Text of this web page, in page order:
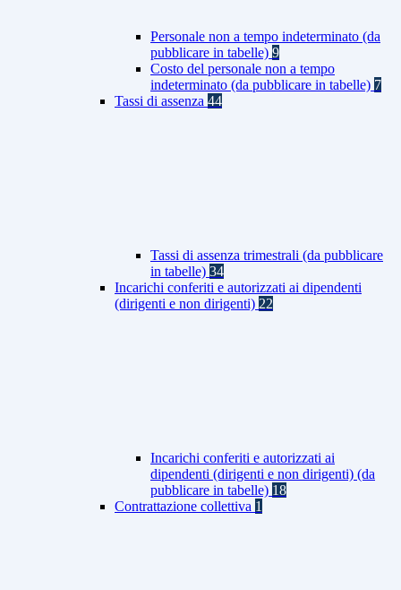
Personale non a tempo indeterminato (da
pubblicare in tabelle) 9
Costo del personale non a tempo
indeterminato (da pubblicare in tabelle) 7
Tassi di assenza 44
Tassi di assenza trimestrali (da pubblicare
in tabelle) 34
Incarichi conferiti e autorizzati ai dipendenti
(dirigenti e non dirigenti) 22
Incarichi conferiti e autorizzati ai
dipendenti (dirigenti e non dirigenti) (da
pubblicare in tabelle) 18
Contrattazione collettiva 1